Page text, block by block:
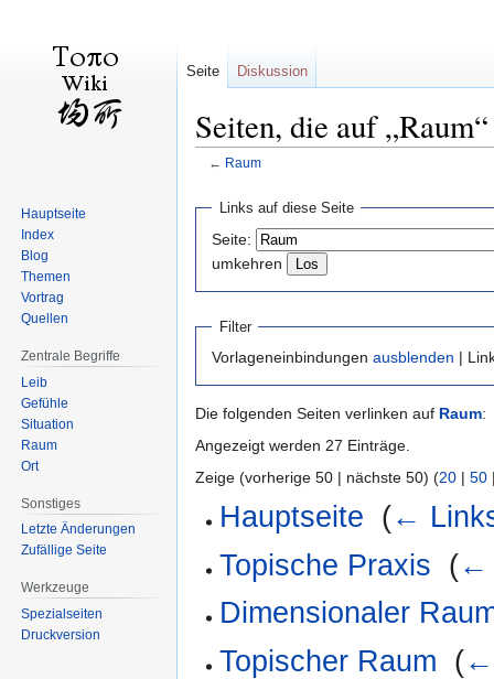
Seiten, die auf
← Raum
Navigation
springen
springen
Links auf diese Seite
Seite:
umkehren
Filter
Vorlageneinbindungen ausblenden |
Die folgenden Seiten verlinken auf Raum:
Angezeigt werden 27 Einträge.
Zeige (vorherige 50 | nächste 50) (20 | 50
Hauptseite (←
Topische Praxis (←
Dimensionaler
Topischer Raum (←
Seite Diskussion
Hauptseite
Index
Blog
Themen
Vortrag
Quellen
Zentrale Begriffe
Leib
Gefühle
Situation
Raum
Ort
Sonstiges
Letzte Änderungen
Zufällige Seite
Werkzeuge
Spezialseiten
Druckversion